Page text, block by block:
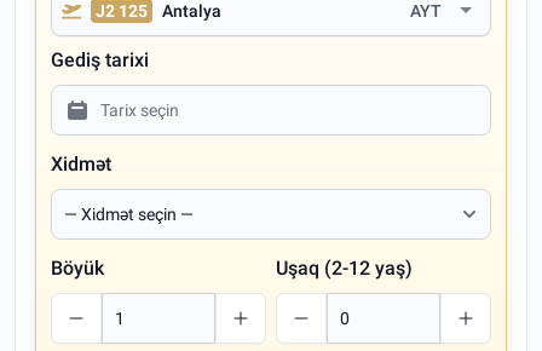
J2 125 Antalya AYT
Gediş tarixi
Xidmət
Böyük Uşaq (2-12 yaş)